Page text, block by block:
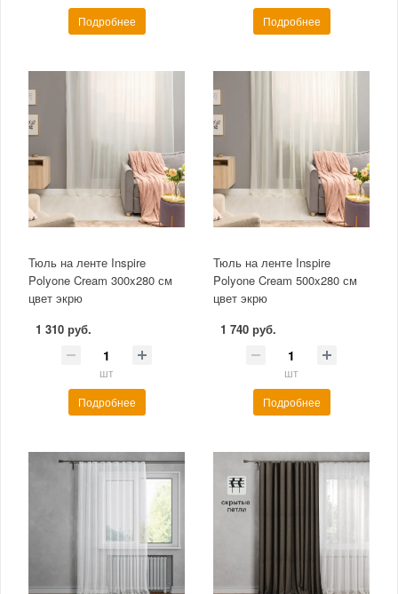
Подробнее
Подробнее
Тюль на ленте Inspire
Polyone Cream 300x280 см
цвет экрю
1 310 руб.
шт
Подробнее
Тюль на ленте Inspire
Polyone Cream 500x280 см
цвет экрю
1 740 руб.
шт
Подробнее